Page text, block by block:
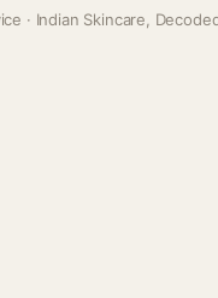
· Indian Skincare,